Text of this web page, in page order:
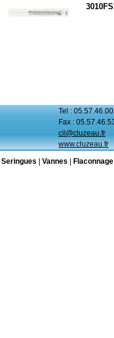
Tel :
Fax :
cil@cluzeau.fr
www.cluzeau.fr
Seringues Vannes Flaconnage